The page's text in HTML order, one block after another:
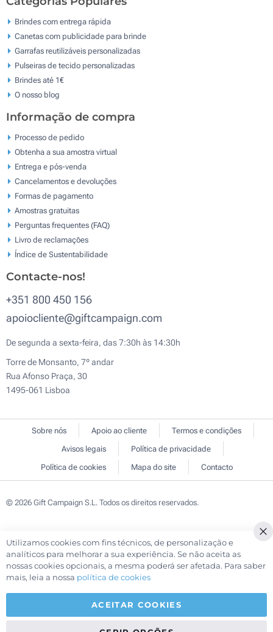
Brindes com entrega rápida
Canetas com publicidade para brinde
Garrafas reutilizáveis personalizadas
Pulseiras de tecido personalizadas
Brindes até 1€
O nosso blog
Informação de compra
Processo de pedido
Obtenha a sua amostra virtual
Entrega e pós-venda
Cancelamentos e devoluções
Formas de pagamento
Amostras gratuitas
Perguntas frequentes (FAQ)
Livro de reclamaçōes
Índice de Sustentabilidade
Contacte-nos!
+351 800 450 156
apoiocliente@giftcampaign.com
De segunda a sexta-feira, das 7:30h às 14:30h
Torre de Monsanto, 7º andar
Rua Afonso Praça, 30
1495-061 Lisboa
Sobre nós Apoio ao cliente
Termos e condições
Avisos legais
Política de privacidade
Política de cookies
Mapa do site Contacto
© 2026 Gift Campaign S.L. Todos os direitos reservados.
Utilizamos cookies com fins técnicos, de personalização e
analíticos para melhorar a sua experiência. Se não aceita as
nossas cookies opcionais, a mesma poderá ser afetada. Para saber
mais, leia a nossa política de cookies
ACEITAR COOKIES